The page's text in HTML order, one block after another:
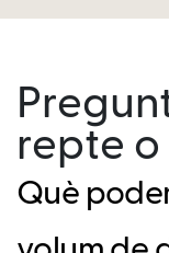
repte o
Què